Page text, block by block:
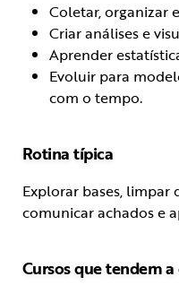
Coletar, organizar
Criar análises e
Aprender
Evoluir para
com o tempo.
Rotina típica
Explorar bases, limpar
comunicar achados e
Cursos que tendem